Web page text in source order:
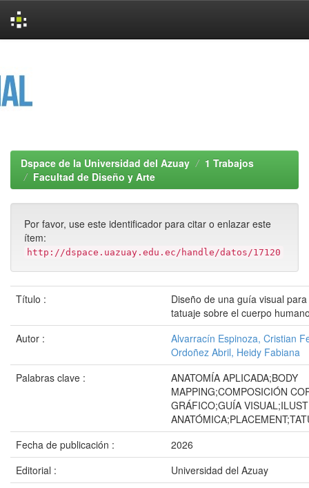
Dspace de la Universidad del Azuay
1 Trabajos
Facultad de Diseño y Arte
Por favor, use este identificador para citar o enlazar este
ítem:
http://dspace.uazuay.edu.ec/handle/datos/17120
Título :
Diseño de una guía visual
tatuaje sobre el cuerpo
Autor :
Alvarracín Espinoza, Cristian
Ordoñez Abril, Heidy Fabiana
Palabras clave :
ANATOMÍA APLICADA;BODY
MAPPING;COMPOSICIÓN
GRÁFICO;GUÍA
Fecha de publicación :
2026
Editorial :
Universidad del Azuay